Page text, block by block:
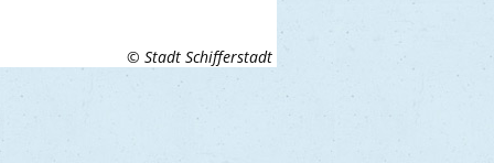
© Stadt Schifferstadt